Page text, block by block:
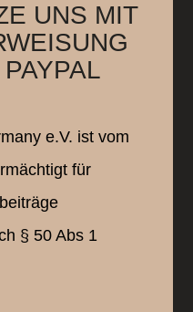
UNS MIT
e.V. ist vom
für
§ 50 Abs 1